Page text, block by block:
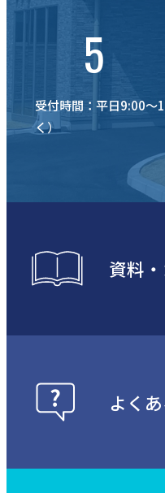
5
受付時間：平日9:00〜
く）
資料
よく